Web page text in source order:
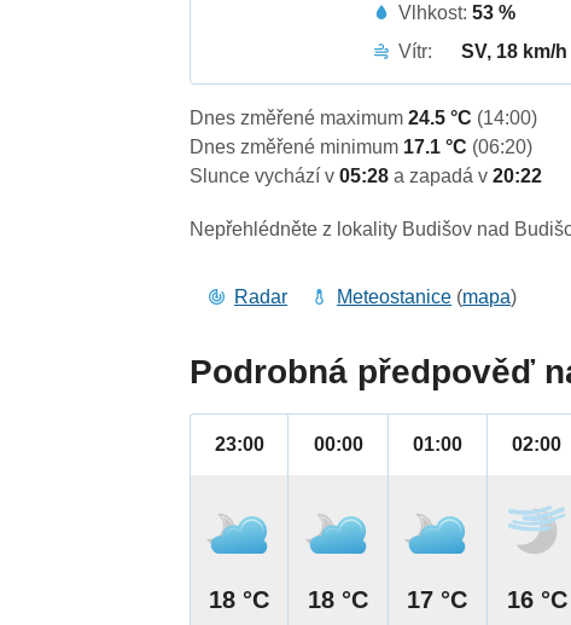
Vlhkost:53 %
Vítr:
SV, 18 km/h
Dnes změřené maximum24.5 °C (14:00)
Dnes změřené minimum 17.1 °C (06:20)
Slunce vychází v05:28a zapadá v20:22
Nepřehlédněte z lokality Budišov nad
Radar Meteostanice (mapa)
Podrobná předpověď
23:00
18 °C
00:00
18 °C
01:00
17 °C
02:00
16 °C